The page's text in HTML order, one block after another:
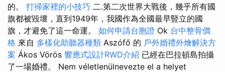
的。 打掃家裡的小技巧 二.第二次世界大戰後，幾乎所有國
旗都被毀壞，直到1949年，我國作為全國最早豎立的國
旗，才避免了這一命運。 如何申請台胞證 Ok 台中整骨價
格 來自 多樣化助聽器種類 Aszófő 的 戶外婚禮外燴解決方
案 Ákos Vörös 響應式設計RWD介紹 已經在巴拉頓島拍攝
了一場婚禮。 Nem véletlenülnevezte el a helyet